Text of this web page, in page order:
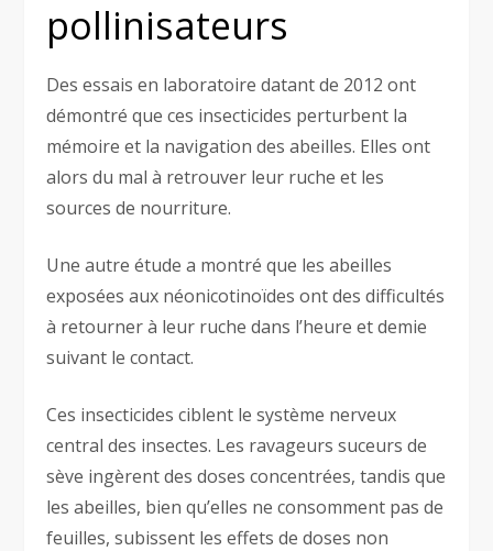
pollinisateurs
Des essais en laboratoire datant de 2012 ont
démontré que ces insecticides perturbent la
mémoire et la navigation des abeilles. Elles ont
alors du mal à retrouver leur ruche et les
sources de nourriture.
Une autre étude a montré que les abeilles
exposées aux néonicotinoïdes ont des difficultés
à retourner à leur ruche dans l’heure et demie
suivant le contact.
Ces insecticides ciblent le système nerveux
central des insectes. Les ravageurs suceurs de
sève ingèrent des doses concentrées, tandis que
les abeilles, bien qu’elles ne consomment pas de
feuilles, subissent les effets de doses non